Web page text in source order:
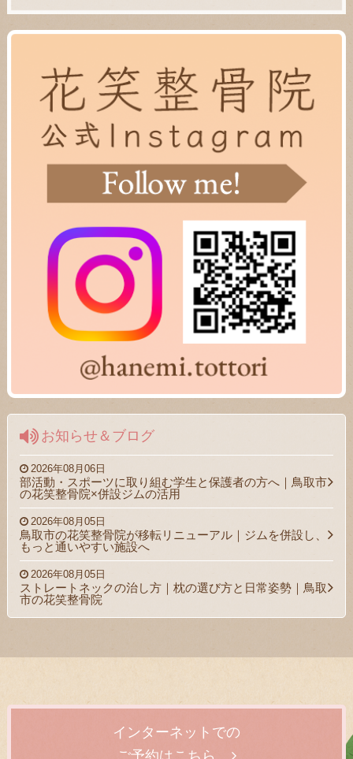
お知らせ＆ブログ
2026年08月06日
部活動・スポーツに取り組む学生と保護者の方へ｜鳥取市
の花笑整骨院×併設ジムの活用
2026年08月05日
鳥取市の花笑整骨院が移転リニューアル｜ジムを併設し、
もっと通いやすい施設へ
2026年08月05日
ストレートネックの治し方｜枕の選び方と日常姿勢｜鳥取
市の花笑整骨院
インターネットでの
ご予約はこちら